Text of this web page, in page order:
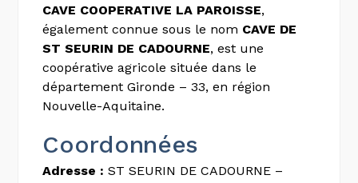
CAVE COOPERATIVE LA PAROISSE,
également connue sous le nom CAVE DE
ST SEURIN DE CADOURNE, est une
coopérative agricole située dans le
département Gironde – 33, en région
Nouvelle-Aquitaine.
Coordonnées
Adresse : ST SEURIN DE CADOURNE –